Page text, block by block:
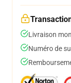
Livraison
Numéro de